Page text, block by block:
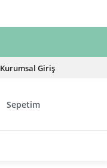
Kurumsal Giriş
Sepetim